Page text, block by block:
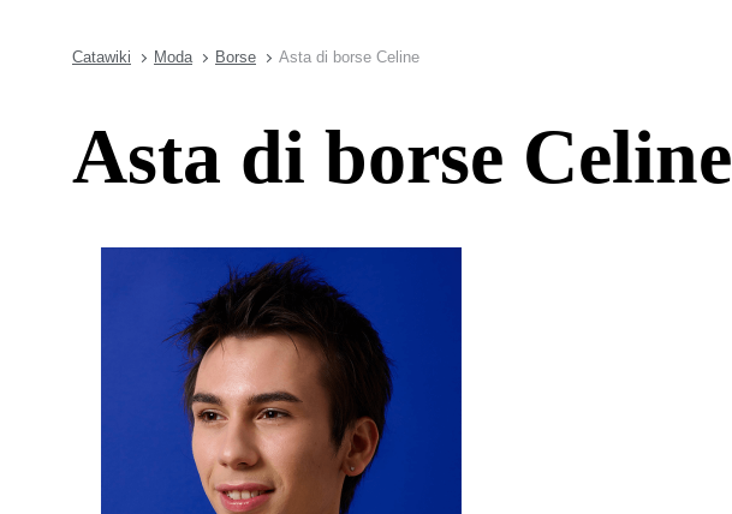
Catawiki Moda Borse Asta di borse Celine
Asta di borse Celine